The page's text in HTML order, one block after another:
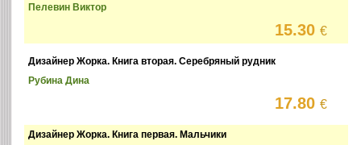
Пелевин Виктор
15.30€
Дизайнер Жорка. Книга вторая. Серебряный рудник
Рубина Дина
17.80€
Дизайнер Жорка. Книга первая. Мальчики